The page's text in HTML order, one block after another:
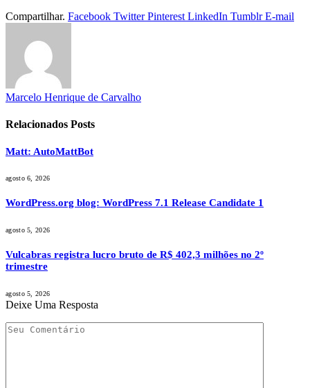
Compartilhar. Facebook Twitter Pinterest LinkedIn Tumblr E-mail
Marcelo Henrique de Carvalho
Relacionados Posts
Matt: AutoMattBot
agosto 6, 2026
WordPress.org blog: WordPress 7.1 Release Candidate 1
agosto 5, 2026
Vulcabras registra lucro bruto de R$ 402,3 milhões no 2º
trimestre
agosto 5, 2026
Deixe Uma Resposta